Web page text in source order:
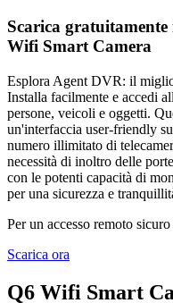
Scarica
Wifi Smart Camera
Esplora Agent DVR: il
Installa facilmente e accedi
persone, veicoli e oggetti.
un'interfaccia user-friendly
numero illimitato di
necessità di inoltro delle
con le potenti capacità di
per una sicurezza e
Per un accesso remoto
Scarica ora
Q6 Wifi Smart